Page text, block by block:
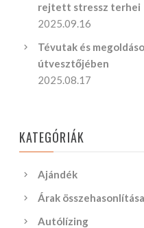
rejtett stressz terhei
2025.09.16
Tévutak és
útvesztőjében
2025.08.17
KATEGÓRIÁK
Ajándék
Árak összehasonlítása
Autólízing